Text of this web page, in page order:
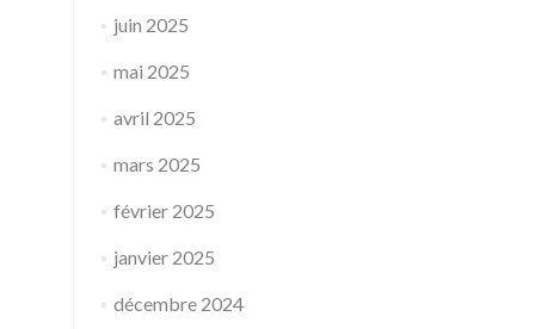
juin 2025
mai 2025
avril 2025
mars 2025
février 2025
janvier 2025
décembre 2024